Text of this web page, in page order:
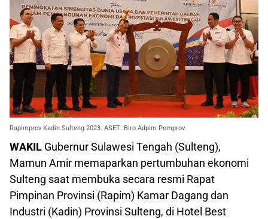
Rapimprov Kadin Sulteng 2023. ASET: Biro Adpim Pemprov.
WAKIL Gubernur Sulawesi Tengah (Sulteng),
Mamun Amir memaparkan pertumbuhan ekonomi
Sulteng saat membuka secara resmi Rapat
Pimpinan Provinsi (Rapim) Kamar Dagang dan
Industri (Kadin) Provinsi Sulteng, di Hotel Best